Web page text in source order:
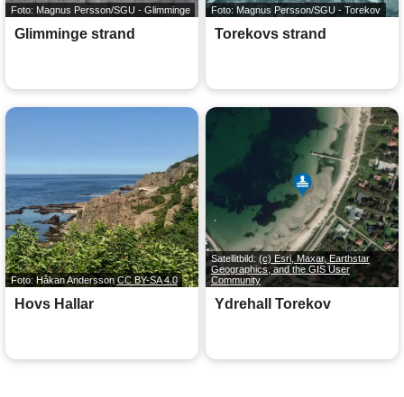
Foto: Magnus Persson/SGU - Glimminge
Glimminge strand
Foto: Magnus Persson/SGU - Torekov
Torekovs strand
Foto: Håkan AnderssonCC BY-SA 4.0
Hovs Hallar
Satellitbild: (c) Esri, Maxar, Earthstar
Geographics, and the GIS User
Community
Ydrehall Torekov